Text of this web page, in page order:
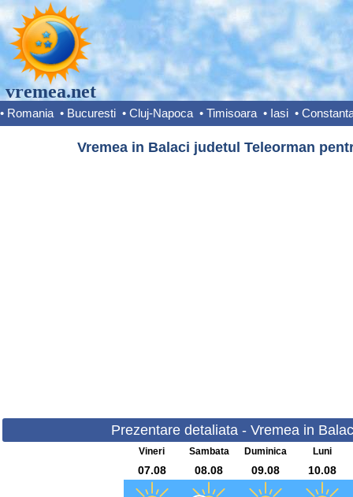
vremea.net
• Romania • Bucuresti • Cluj-Napoca • Timisoara • Iasi •
Vremea in Balaci judetul Teleorman
Prezentare detaliata - Vremea in
Vineri Sambata Duminica Luni
07.08 08.08 09.08 10.08